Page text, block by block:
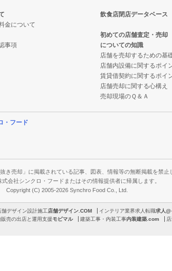
金について
事項
飲食店閉店データベース
初めての店舗査定・売却
についての知識
店舗を売却するための基
店舗内設備に関するポイ
賃貸借契約に関するポイ
店舗売却に関する心構え
売却現場のＱ＆Ａ
・フード
き売却」に掲載されている記事、図表、情報等の無断掲載を禁止
式会社シンクロ・フードまたはその情報提供者に帰属します。
Copyright (C) 2005-2026 Synchro Food Co., Ltd.
舗デザイン設計施工店舗デザイン.COM インテリア業界求人転職求人
売の出店と運用支援モビマル 建築工事・内装工事内装建築.com